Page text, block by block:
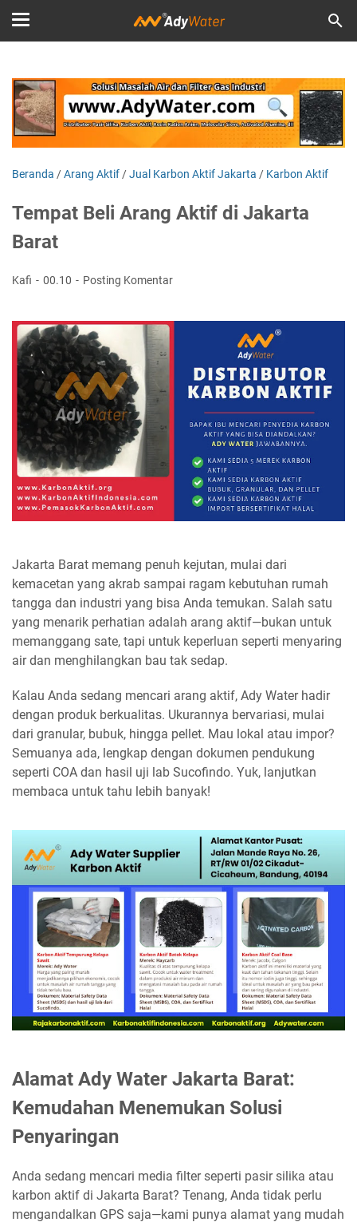
Beranda /Arang Aktif /Jual Karbon Aktif Jakarta / Karbon Aktif
Tempat Beli Arang Aktif di Jakarta
Barat
Kafi 00.10 Posting Komentar
Jakarta Barat memang penuh kejutan, mulai dari
kemacetan yang akrab sampai ragam kebutuhan rumah
tangga dan industri yang bisa Anda temukan. Salah satu
yang menarik perhatian adalah arang aktif—bukan untuk
memanggang sate, tapi untuk keperluan seperti menyaring
air dan menghilangkan bau tak sedap.
Kalau Anda sedang mencari arang aktif, Ady Water hadir
dengan produk berkualitas. Ukurannya bervariasi, mulai
dari granular, bubuk, hingga pellet. Mau lokal atau impor?
Semuanya ada, lengkap dengan dokumen pendukung
seperti COA dan hasil uji lab Sucofindo. Yuk, lanjutkan
membaca untuk tahu lebih banyak!
Alamat Ady Water Jakarta Barat:
Kemudahan Menemukan Solusi
Penyaringan
Anda sedang mencari media filter seperti pasir silika atau
karbon aktif di Jakarta Barat? Tenang, Anda tidak perlu
mengandalkan GPS saja—kami punya alamat yang mudah